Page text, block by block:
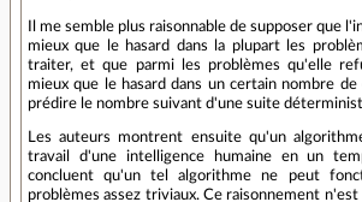
Il me semble plus raisonnable de supposer que
mieux que le hasard dans la plupart les
traiter, et que parmi les problèmes qu'elle
mieux que le hasard dans un certain nombre de
prédire le nombre suivant d'une suite
Les auteurs montrent ensuite qu'un
travail d'une intelligence humaine en un
concluent qu'un tel algorithme ne peut
problèmes assez triviaux. Ce raisonnement